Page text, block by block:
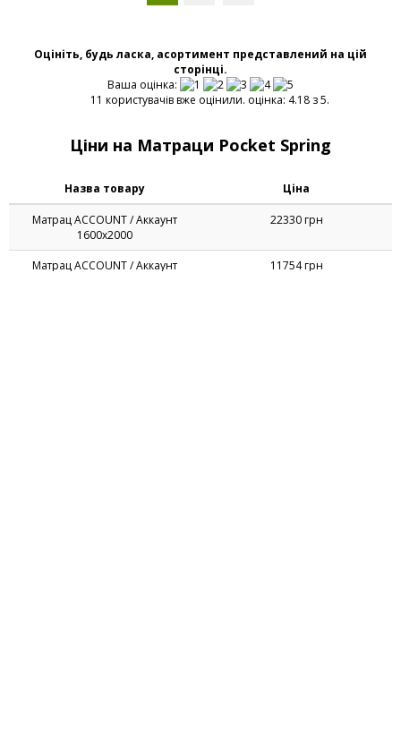
Оцініть, будь ласка, асортимент представлений на цій
сторінці.
Ваша оцінка:
11 користувачів вже оцінили. оцінка: 4.18 з 5.
Ціни на Матраци Pocket Spring
Назва товару Ціна
Матрац ACCOUNT / Аккаунт
1600х2000
22330 грн
Матрац ACCOUNT / Аккаунт
11754 грн